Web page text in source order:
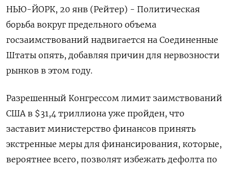
НЬЮ-ЙОРК, 20 янв (Рейтер) - Политическая
борьба вокруг предельного объема
госзаимствований надвигается на Соединенные
Штаты опять, добавляя причин для нервозности
рынков в этом году.
Разрешенный Конгрессом лимит заимствований
США в $31,4 триллиона уже пройден, что
заставит министерство финансов принять
экстренные меры для финансирования, которые,
вероятнее всего, позволят избежать дефолта по